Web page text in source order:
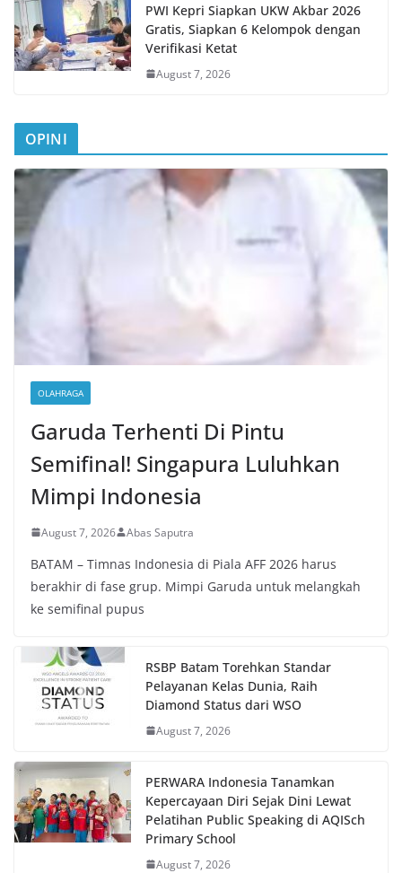
PWI Kepri Siapkan UKW Akbar 2026
Gratis, Siapkan 6 Kelompok dengan
Verifikasi Ketat
August 7, 2026
OPINI
OLAHRAGA
Garuda Terhenti Di Pintu
Semifinal! Singapura Luluhkan
Mimpi Indonesia
August 7, 2026 Abas Saputra
BATAM – Timnas Indonesia di Piala AFF 2026 harus
berakhir di fase grup. Mimpi Garuda untuk melangkah
ke semifinal pupus
RSBP Batam Torehkan Standar
Pelayanan Kelas Dunia, Raih
Diamond Status dari WSO
August 7, 2026
PERWARA Indonesia Tanamkan
Kepercayaan Diri Sejak Dini Lewat
Pelatihan Public Speaking di AQISch
Primary School
August 7, 2026